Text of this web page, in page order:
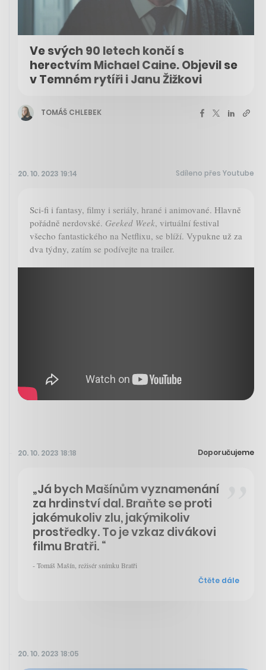
Ve svých 90 letech končí s
herectvím Michael Caine. Objevil se
v Temném rytíři i Janu Žižkovi
TOMÁŠ CHLEBEK
20. 10. 2023 19:14 Sdíleno přes Youtube
Sci-fi i fantasy, filmy i seriály, hrané i animované. Hlavně
pořádně nerdovské. Geeked Week, virtuální festival
všecho fantastického na Netflixu, se blíží. Vypukne už za
dva týdny, zatím se podívejte na trailer.
20. 10. 2023 18:18 Doporučujeme
„Já bych Mašínům vyznamenání
za hrdinství dal. Braňte se proti
jakémukoliv zlu, jakýmikoliv
prostředky. To je vzkaz divákovi
filmu Bratři. “
- Tomáš Mašín, režisér snímku Bratři
Čtěte dále
20. 10. 2023 18:05